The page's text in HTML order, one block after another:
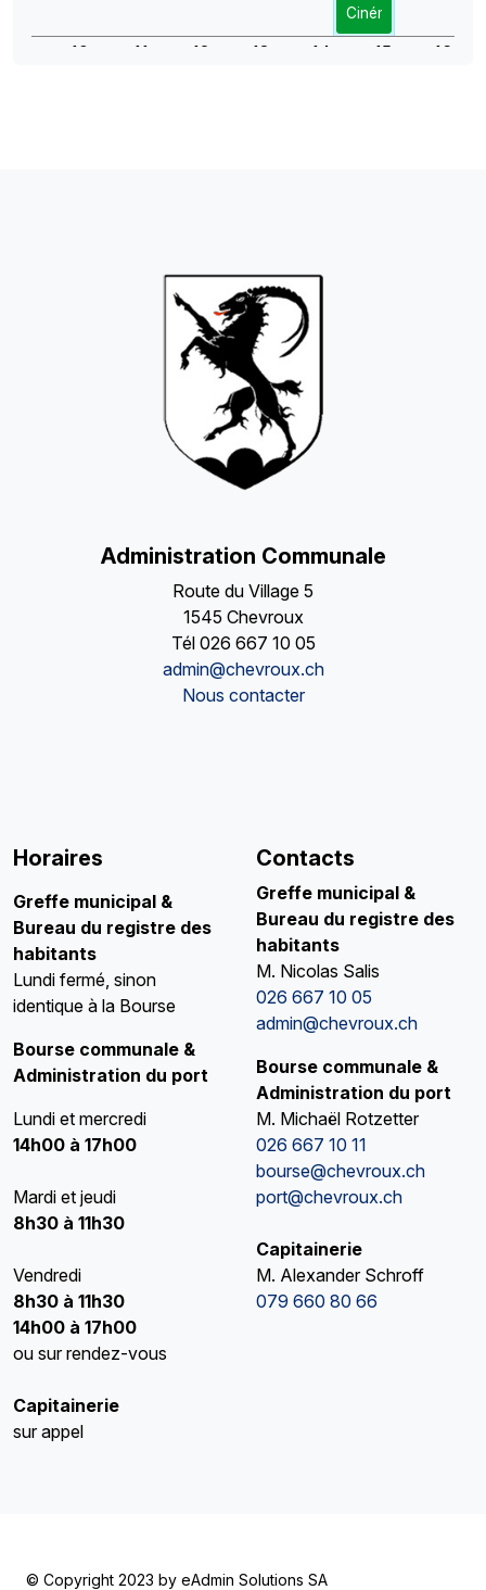
Cinéma Open Air
10 11 12 13 14 15 16
2 3 4
Administration Communale
Route du Village 5
1545 Chevroux
Tél 026 667 10 05
admin@chevroux.ch
Nous contacter
Horaires
Greffe municipal &
Bureau du registre des
habitants
Lundi fermé, sinon
identique à la Bourse
Bourse communale &
Administration du port
Lundi et mercredi
14h00 à 17h00
Mardi et jeudi
8h30 à 11h30
Vendredi
8h30 à 11h30
14h00 à 17h00
ou sur rendez-vous
Capitainerie
sur appel
Contacts
Greffe municipal &
Bureau du registre des
habitants
M. Nicolas Salis
026 667 10 05
admin@chevroux.ch
Bourse communale &
Administration du port
M. Michaël Rotzetter
026 667 10 11
bourse@chevroux.ch
port@chevroux.ch
Capitainerie
M. Alexander Schroff
079 660 80 66
© Copyright 2023 by eAdmin Solutions SA